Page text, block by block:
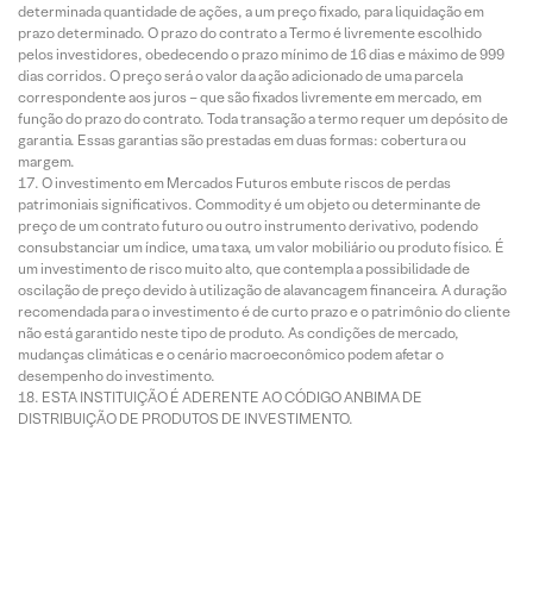
determinada quantidade de ações, a um preço fixado, para liquidação em
prazo determinado. O prazo do contrato a Termo é livremente escolhido
pelos investidores, obedecendo o prazo mínimo de 16 dias e máximo de 999
dias corridos. O preço será o valor da ação adicionado de uma parcela
correspondente aos juros – que são fixados livremente em mercado, em
função do prazo do contrato. Toda transação a termo requer um depósito de
garantia. Essas garantias são prestadas em duas formas: cobertura ou
margem.
O investimento em Mercados Futuros embute riscos de perdas
patrimoniais significativos. Commodity é um objeto ou determinante de
preço de um contrato futuro ou outro instrumento derivativo, podendo
consubstanciar um índice, uma taxa, um valor mobiliário ou produto físico. É
um investimento de risco muito alto, que contempla a possibilidade de
oscilação de preço devido à utilização de alavancagem financeira. A duração
recomendada para o investimento é de curto prazo e o patrimônio do cliente
não está garantido neste tipo de produto. As condições de mercado,
mudanças climáticas e o cenário macroeconômico podem afetar o
desempenho do investimento.
ESTA INSTITUIÇÃO É ADERENTE AO CÓDIGO ANBIMA DE
DISTRIBUIÇÃO DE PRODUTOS DE INVESTIMENTO.